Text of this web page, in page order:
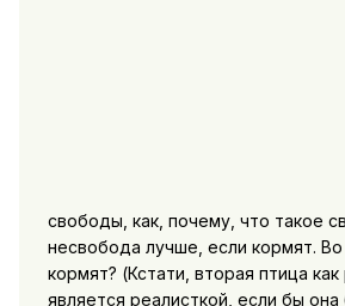
свободы, как, почему, что такое
несвобода лучше, если кормят. Во
кормят? (Кстати, вторая птица как
является реалисткой, если бы она